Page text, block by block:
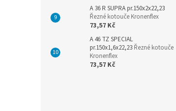
A 36 R SUPRA pr.150x2x22,23
Řezné kotouče Kronenflex
73,57 Kč
A 46 TZ SPECIAL
pr.150x1,6x22,23 Řezné kotouče
Kronenflex
73,57 Kč